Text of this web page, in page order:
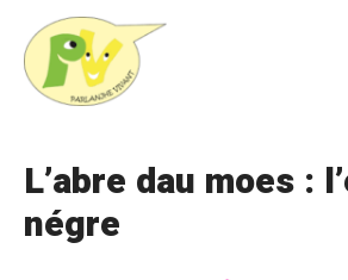
content
L’abre dau moes :
négre